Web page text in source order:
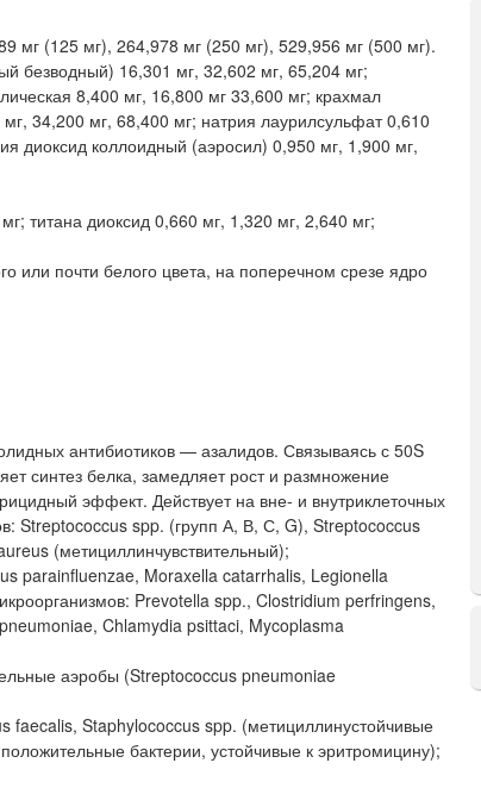
мг (125 мг), 264,978 мг (250 мг), 529,956 мг (500 мг).
безводный) 16,301 мг, 32,602 мг, 65,204 мг;
8,400 мг, 16,800 мг 33,600 мг; крахмал
34,200 мг, 68,400 мг; натрия лаурилсульфат 0,610
диоксид коллоидный (аэросил) 0,950 мг, 1,900 мг,
титана диоксид 0,660 мг, 1,320 мг, 2,640 мг;
или почти белого цвета, на поперечном срезе ядро
антибиотиков — азалидов. Связываясь с 50S
синтез белка, замедляет рост и размножение
эффект. Действует на вне- и внутриклеточных
Streptococcus spp. (групп А, В, С, G), Streptococcus
(метициллинчувствительный);
parainfluenzae, Moraxella catarrhalis, Legionella
Prevotella spp., Clostridium perfringens,
Chlamydia psittaci, Mycoplasma
аэробы (Streptococcus pneumoniae
faecalis, Staphylococcus spp. (метициллинустойчивые
бактерии, устойчивые к эритромицину);